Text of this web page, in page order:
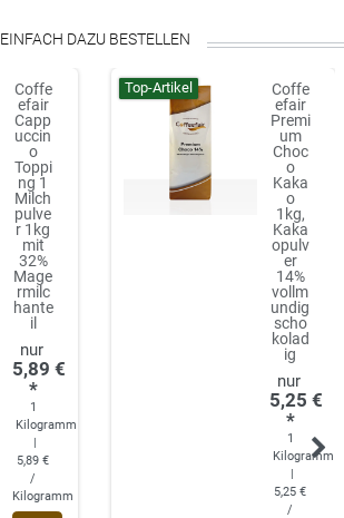
EINFACH DAZU BESTELLEN
Coffe
efair
Capp
uccin
o
Toppi
ng 1
Milch
pulve
r 1kg
mit
32%
Mage
rmilc
hante
il
5,89 €
*
1
Kilogramm
|
5,89 €
/
Kilogramm
Top-Artikel
Coffe
efair
Premi
um
Choc
o
Kaka
o
1kg,
Kaka
opulv
er
14%
vollm
undig
scho
kolad
ig
5,25 €
*
1
Kilogramm
|
5,25 €
/